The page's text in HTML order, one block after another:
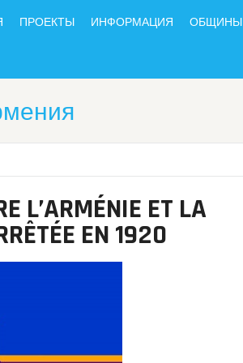
ПРОЕКТЫ ИНФОРМАЦИЯ ОБЩИНЫ
L’ARMÉNIE ET LA
EN 1920